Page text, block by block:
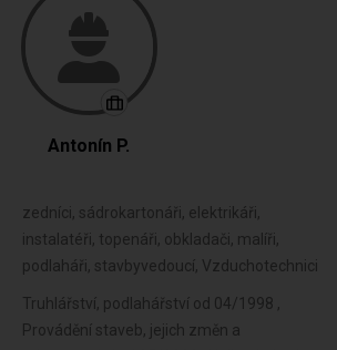
Antonín P.
zedníci, sádrokartonáři, elektrikáři,
instalatéři, topenáři, obkladači, malíři,
podlaháři, stavbyvedoucí, Vzduchotechnici
Truhlářství, podlahářství od 04/1998 ,
Provádění staveb, jejich změn a